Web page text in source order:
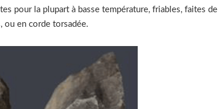
pour la plupart à basse température, friables, faites de
ou en corde torsadée.